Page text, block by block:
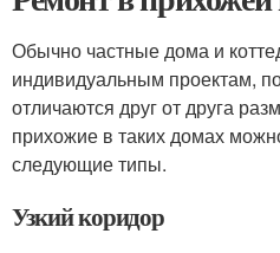
Обычно частные дома и
индивидуальным проектам,
отличаются друг от друга
прихожие в таких домах
следующие типы.
Узкий коридор